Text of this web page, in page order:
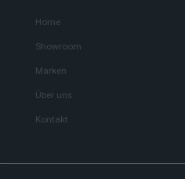
Home
Showroom
Marken
Über uns
Kontakt